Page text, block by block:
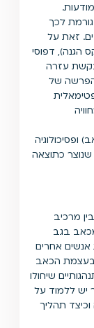
לכך
זאת על
הגנה), דפוסי
בקשת עזרה
הפרשה של
כתוצאה
מרכיב
בגב
אנשים אחרים
בעצמת הכאב
שיחולו
יש ללמוד על
תהליך